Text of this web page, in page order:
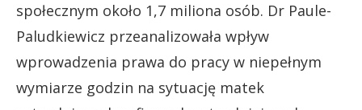
społecznym około 1,7 miliona osób. Dr Paule-
Paludkiewicz przeanalizowała wpływ
wprowadzenia prawa do pracy w niepełnym
wymiarze godzin na sytuację matek